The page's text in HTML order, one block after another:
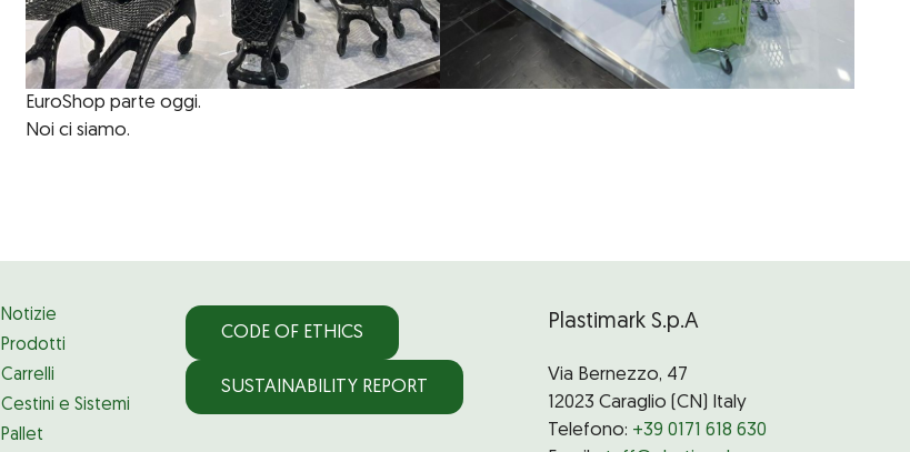
EuroShop parte oggi.
Noi ci siamo.
Notizie
Prodotti
Carrelli
Cestini e Sistemi
Pallet
CODE OF ETHICS
SUSTAINABILITY REPORT
Plastimark S.p.A
Via Bernezzo, 47
12023 Caraglio (CN) Italy
Telefono: +39 0171 618 630